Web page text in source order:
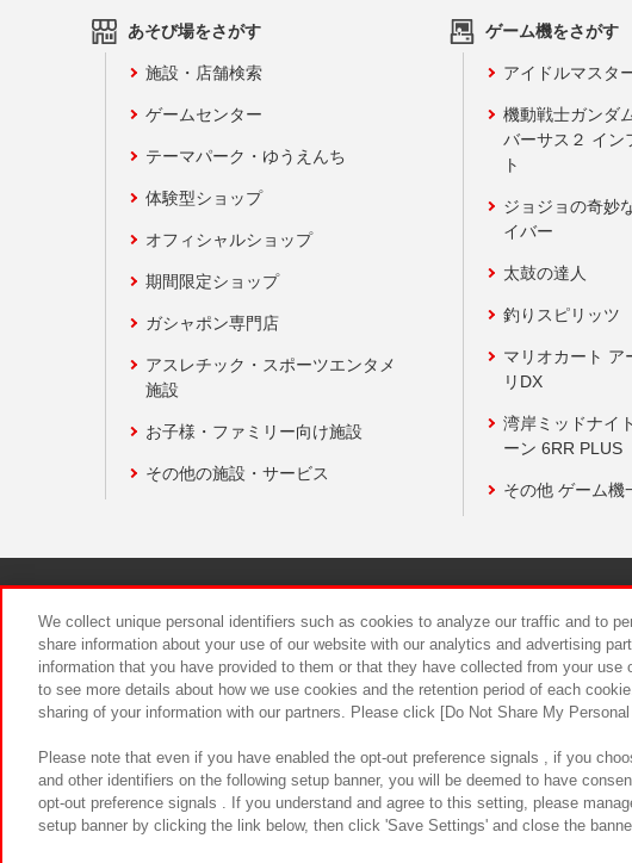
あそび場をさがす
施設・店舗検索
ゲームセンター
テーマパーク・ゆうえんち
体験型ショップ
オフィシャルショップ
期間限定ショップ
ガシャポン専門店
アスレチック・スポーツエンタメ
施設
お子様・ファミリー向け施設
その他の施設・サービス
ゲーム機をさがす
アイドルマスタ
機動戦士ガンダ
バーサス２ イン
ト
ジョジョの奇妙
イバー
太鼓の達人
釣りスピリッツ
マリオカート ア
リDX
湾岸ミッドナイ
ーン 6RR PLUS
その他 ゲーム機
食品のご提供について
We collect unique personal identifiers such as cookies to analyze our traffic and to
share information about your use of our website with our analytics and advertising
information that you have provided to them or that they have collected from your
to see more details about how we use cookies and the retention period of each
sharing of your information with our partners. Please click [Do Not Share My
Please note that even if you have enabled the opt-out preference signals , if you
and other identifiers on the following setup banner, you will be deemed to have
opt-out preference signals . If you understand and agree to this setting, please
setup banner by clicking the link below, then click 'Save Settings' and close the